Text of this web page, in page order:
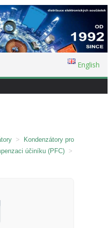
English
>
Kondenzátory pro
účiníku (PFC) >